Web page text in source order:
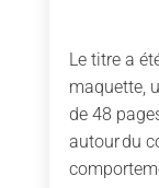
Le titre a
maquette,
de 48
autour du